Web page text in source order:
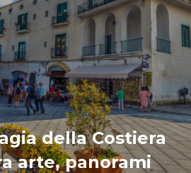
della Costiera
arte, panorami